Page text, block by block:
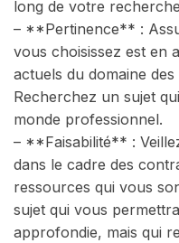
long de votre
– **Pertinence** :
vous choisissez est en
actuels du domaine
Recherchez un sujet
monde professionnel.
– **Faisabilité** :
dans le cadre des
ressources qui vous
sujet qui vous
approfondie, mais qui